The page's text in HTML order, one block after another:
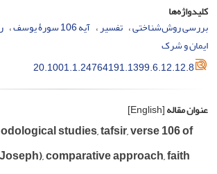
کلیدواژه‌ها
بررسی روش‌شناختی تفسیر آیه 106 سورۀ یوسف
ایمان و شرک
20.1001.1.24764191.1399.6.12.12.8
عنوان مقاله[English]
studies, tafsir, verse 106 of
comparative approach, faith